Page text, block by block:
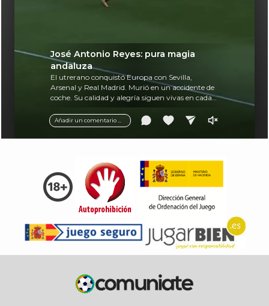
Añadir un comentario ...
José Antonio Reyes: pura magia
andaluza
El utrerano conquistó Europa con Sevilla,
Arsenal y Real Madrid. Murió en un accidente de
coche. Su calidad y alegría siguen vivas en cada